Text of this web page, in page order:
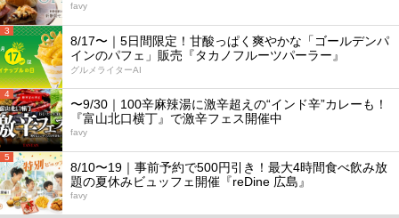
favy
3
8/17〜｜5日間限定！甘酸っぱく爽やかな「ゴールデンパ
インのパフェ」販売『タカノフルーツパーラー』
グルメライターAI
4
〜9/30｜100辛麻辣湯に激辛超えの“インド辛”カレーも！
『富山北口横丁』で激辛フェス開催中
favy
5
8/10〜19｜事前予約で500円引き！最大4時間食べ飲み放
題の夏休みビュッフェ開催『reDine 広島』
favy